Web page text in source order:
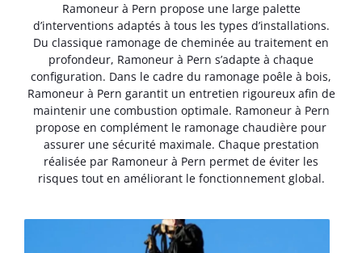
Ramoneur à Pern propose une large palette
d’interventions adaptés à tous les types d’installations.
Du classique ramonage de cheminée au traitement en
profondeur, Ramoneur à Pern s’adapte à chaque
configuration. Dans le cadre du ramonage poêle à bois,
Ramoneur à Pern garantit un entretien rigoureux afin de
maintenir une combustion optimale. Ramoneur à Pern
propose en complément le ramonage chaudière pour
assurer une sécurité maximale. Chaque prestation
réalisée par Ramoneur à Pern permet de éviter les
risques tout en améliorant le fonctionnement global.